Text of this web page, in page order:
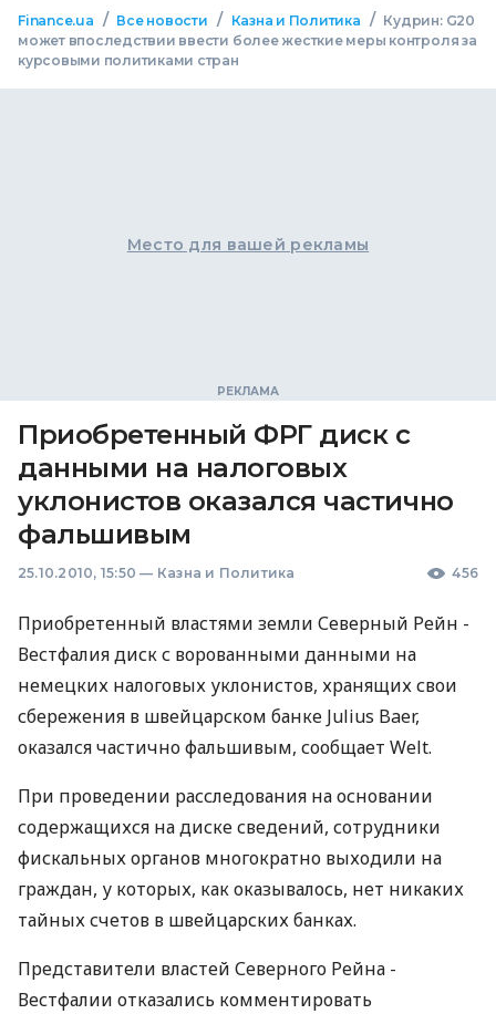
Finance.ua / Все новости / Казна и Политика / Кудрин: G20
может впоследствии ввести более жесткие меры контроля за
курсовыми политиками стран
Место для вашей рекламы
Приобретенный ФРГ диск с
данными на налоговых
уклонистов оказался частично
фальшивым
25.10.2010, 15:50 — Казна и Политика 456
Приобретенный властями земли Северный Рейн -
Вестфалия диск с ворованными данными на
немецких налоговых уклонистов, хранящих свои
сбережения в швейцарском банке Julius Baer,
оказался частично фальшивым, сообщает Welt.
При проведении расследования на основании
содержащихся на диске сведений, сотрудники
фискальных органов многократно выходили на
граждан, у которых, как оказывалось, нет никаких
тайных счетов в швейцарских банках.
Представители властей Северного Рейна -
Вестфалии отказались комментировать